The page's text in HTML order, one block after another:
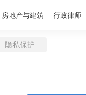
房地产与建筑 行政律师
隐私保护